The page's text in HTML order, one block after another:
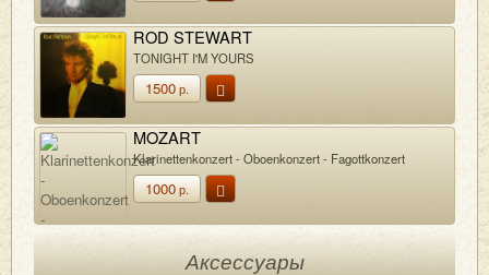
ROD STEWART
TONIGHT I'M YOURS
1500р.
MOZART
Klarinettenkonzert - Oboenkonzert - Fagottkonzert
1000р.
Аксессуары